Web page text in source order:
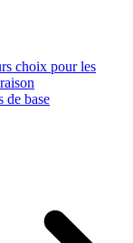
choix pour les
de base